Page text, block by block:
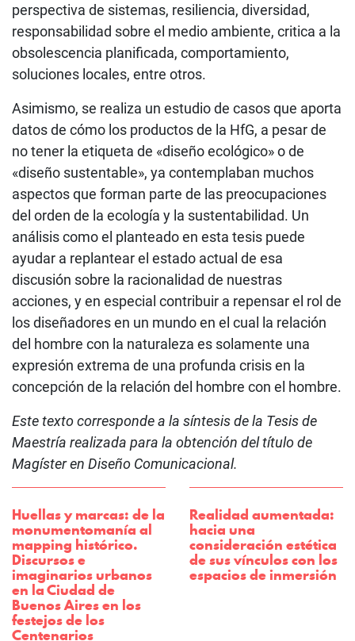
perspectiva de sistemas, resiliencia, diversidad,
responsabilidad sobre el medio ambiente, critica a la
obsolescencia planificada, comportamiento,
soluciones locales, entre otros.
Asimismo, se realiza un estudio de casos que aporta
datos de cómo los productos de la HfG, a pesar de
no tener la etiqueta de «diseño ecológico» o de
«diseño sustentable», ya contemplaban muchos
aspectos que forman parte de las preocupaciones
del orden de la ecología y la sustentabilidad. Un
análisis como el planteado en esta tesis puede
ayudar a replantear el estado actual de esa
discusión sobre la racionalidad de nuestras
acciones, y en especial contribuir a repensar el rol de
los diseñadores en un mundo en el cual la relación
del hombre con la naturaleza es solamente una
expresión extrema de una profunda crisis en la
concepción de la relación del hombre con el hombre.
Este texto corresponde a la síntesis de la Tesis de
Maestría realizada para la obtención del título de
Magíster en Diseño Comunicacional.
Huellas y marcas: de la
monumentomanía al
mapping histórico.
Discursos e
imaginarios urbanos
en la Ciudad de
Buenos Aires en los
festejos de los
Centenarios
Realidad aumentada:
hacia una
consideración estética
de sus vínculos con los
espacios de inmersión